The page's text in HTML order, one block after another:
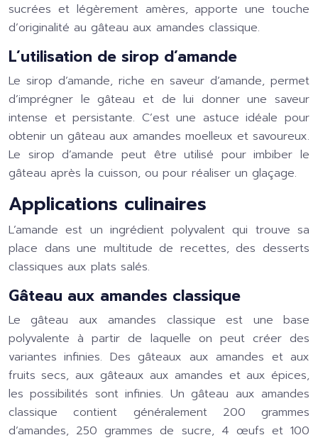
sucrées et légèrement amères, apporte une touche
d’originalité au gâteau aux amandes classique.
L’utilisation de sirop d’amande
Le sirop d’amande, riche en saveur d’amande, permet
d’imprégner le gâteau et de lui donner une saveur
intense et persistante. C’est une astuce idéale pour
obtenir un gâteau aux amandes moelleux et savoureux.
Le sirop d’amande peut être utilisé pour imbiber le
gâteau après la cuisson, ou pour réaliser un glaçage.
Applications culinaires
L’amande est un ingrédient polyvalent qui trouve sa
place dans une multitude de recettes, des desserts
classiques aux plats salés.
Gâteau aux amandes classique
Le gâteau aux amandes classique est une base
polyvalente à partir de laquelle on peut créer des
variantes infinies. Des gâteaux aux amandes et aux
fruits secs, aux gâteaux aux amandes et aux épices,
les possibilités sont infinies. Un gâteau aux amandes
classique contient généralement 200 grammes
d’amandes, 250 grammes de sucre, 4 œufs et 100